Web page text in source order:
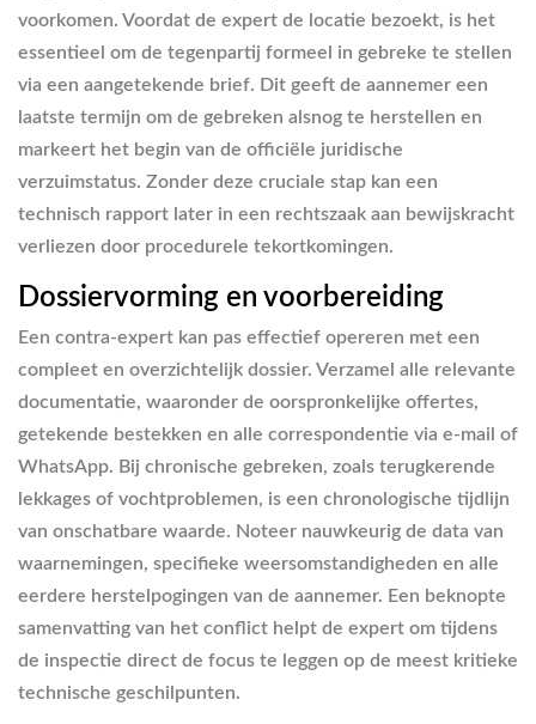
voorkomen. Voordat de expert de locatie bezoekt, is het
essentieel om de tegenpartij formeel in gebreke te stellen
via een aangetekende brief. Dit geeft de aannemer een
laatste termijn om de gebreken alsnog te herstellen en
markeert het begin van de officiële juridische
verzuimstatus. Zonder deze cruciale stap kan een
technisch rapport later in een rechtszaak aan bewijskracht
verliezen door procedurele tekortkomingen.
Dossiervorming en voorbereiding
Een contra-expert kan pas effectief opereren met een
compleet en overzichtelijk dossier. Verzamel alle relevante
documentatie, waaronder de oorspronkelijke offertes,
getekende bestekken en alle correspondentie via e-mail of
WhatsApp. Bij chronische gebreken, zoals terugkerende
lekkages of vochtproblemen, is een chronologische tijdlijn
van onschatbare waarde. Noteer nauwkeurig de data van
waarnemingen, specifieke weersomstandigheden en alle
eerdere herstelpogingen van de aannemer. Een beknopte
samenvatting van het conflict helpt de expert om tijdens
de inspectie direct de focus te leggen op de meest kritieke
technische geschilpunten.